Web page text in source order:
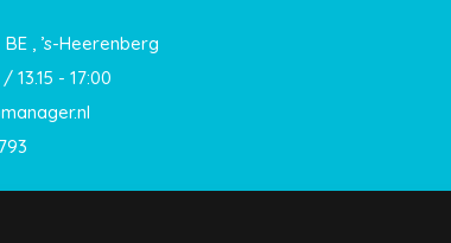
, ’s-Heerenberg
13.15 - 17:00